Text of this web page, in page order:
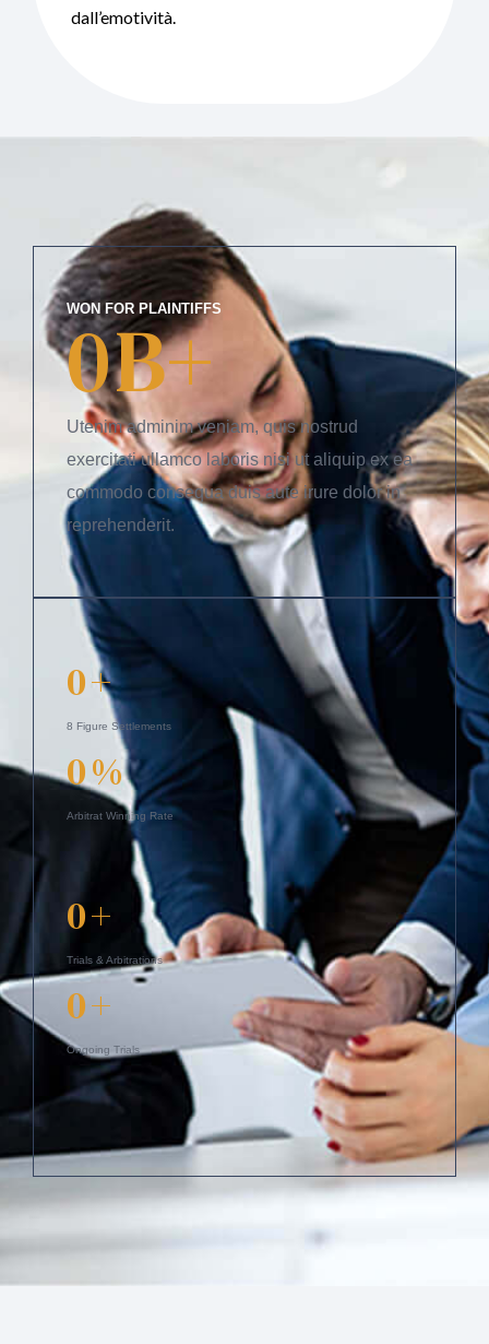
dall’emotività.
WON FOR PLAINTIFFS
0B+
Utenim adminim veniam, quis nostrud
exercitati ullamco laboris nisi ut aliquip ex ea
commodo consequa duis aute irure dolor in
reprehenderit.
0+
8 Figure Settlements
0%
Arbitrat Winning Rate
0+
Trials & Arbitrations
0+
Ongoing Trials